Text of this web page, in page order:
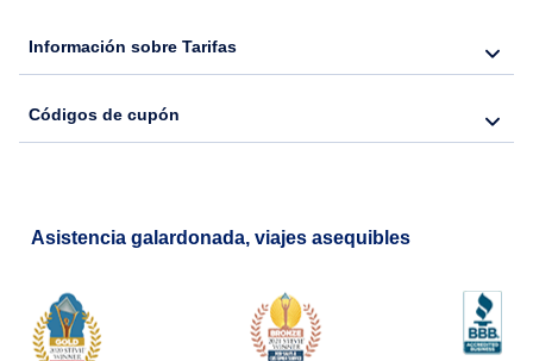
Información sobre Tarifas
Códigos de cupón
Asistencia galardonada, viajes asequibles